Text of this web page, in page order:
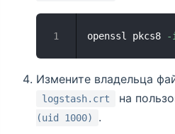
openssl pkcs8 -
Измените владельца
logstash.crt на
(uid 1000)
.